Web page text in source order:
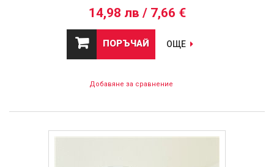
14,98 лв / 7,66 €
ПОРЪЧАЙ ОЩЕ
Добавяне за сравнение